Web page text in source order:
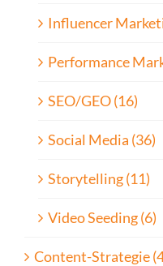
Influencer
Performance
SEO/GEO (16)
Social Media (36)
Storytelling (11)
Video Seeding (6)
Content-Strategie